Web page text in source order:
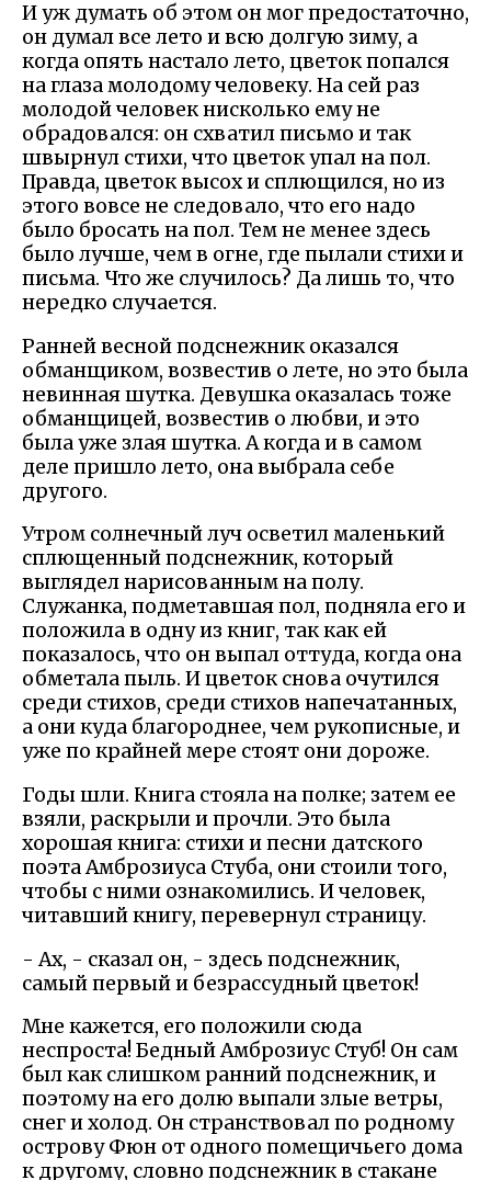
И уж думать об этом он мог предостаточно,
он думал все лето и всю долгую зиму, а
когда опять настало лето, цветок попался
на глаза молодому человеку. На сей раз
молодой человек нисколько ему не
обрадовался: он схватил письмо и так
швырнул стихи, что цветок упал на пол.
Правда, цветок высох и сплющился, но из
этого вовсе не следовало, что его надо
было бросать на пол. Тем не менее здесь
было лучше, чем в огне, где пылали стихи и
письма. Что же случилось? Да лишь то, что
нередко случается.
Ранней весной подснежник оказался
обманщиком, возвестив о лете, но это была
невинная шутка. Девушка оказалась тоже
обманщицей, возвестив о любви, и это
была уже злая шутка. А когда и в самом
деле пришло лето, она выбрала себе
другого.
Утром солнечный луч осветил маленький
сплющенный подснежник, который
выглядел нарисованным на полу.
Служанка, подметавшая пол, подняла его и
положила в одну из книг, так как ей
показалось, что он выпал оттуда, когда она
обметала пыль. И цветок снова очутился
среди стихов, среди стихов напечатанных,
а они куда благороднее, чем рукописные, и
уже по крайней мере стоят они дороже.
Годы шли. Книга стояла на полке; затем ее
взяли, раскрыли и прочли. Это была
хорошая книга: стихи и песни датского
поэта Амброзиуса Стуба, они стоили того,
чтобы с ними ознакомились. И человек,
читавший книгу, перевернул страницу.
- Ах, - сказал он, - здесь подснежник,
самый первый и безрассудный цветок!
Мне кажется, его положили сюда
неспроста! Бедный Амброзиус Стуб! Он сам
был как слишком ранний подснежник, и
поэтому на его долю выпали злые ветры,
снег и холод. Он странствовал по родному
острову Фюн от одного помещичьего дома
к другому, словно подснежник в стакане